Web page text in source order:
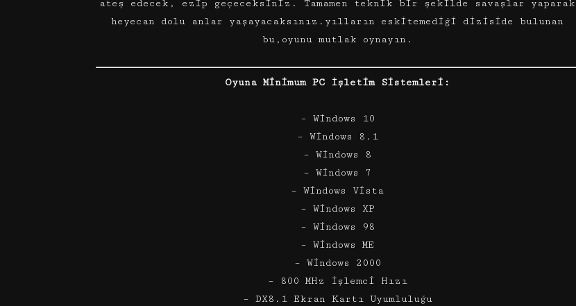
ateş edecek, ezip geçeceksiniz. Tamamen teknik bir şekilde savaşlar yaparak
heyecan dolu anlar yaşayacaksınız.yılların eskitemediği diziside bulunan
bu,oyunu mutlak oynayın.
Oyuna Minimum PC İşletim Sistemleri:
– Windows 10
– Windows 8.1
– Windows 8
– Windows 7
– Windows Vista
– Windows XP
– Windows 98
– Windows ME
– Windows 2000
– 800 MHz İşlemci Hızı
– DX8.1 Ekran Kartı Uyumluluğu